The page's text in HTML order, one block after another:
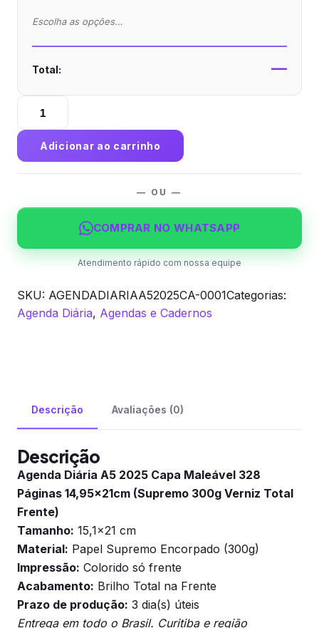
Escolha as opções…
Total: —
Agenda
Diária
A5
2025
Capa
quantidade
Adicionar ao carrinho
— OU —
COMPRAR NO WHATSAPP
Atendimento rápido com nossa equipe
SKU: AGENDADIARIAA52025CA-0001Categorias:
Agenda Diária, Agendas e Cadernos
Descrição Avaliações (0)
Descrição
Agenda Diária A5 2025 Capa Maleável 328
Páginas 14,95x21cm (Supremo 300g Verniz Total
Frente)
Tamanho: 15,1×21 cm
Material: Papel Supremo Encorpado (300g)
Impressão: Colorido só frente
Acabamento: Brilho Total na Frente
Prazo de produção: 3 dia(s) úteis
Entrega em todo o Brasil. Curitiba e região